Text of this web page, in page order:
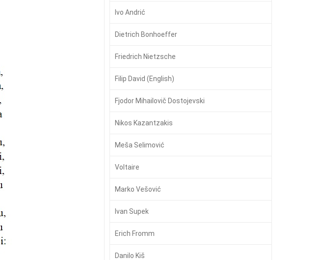
Ivo Andrić
Dietrich Bonhoeffer
Friedrich Nietzsche
Filip David (English)
Fjodor Mihailovič Dostojevski
Nikos Kazantzakis
Meša Selimović
Voltaire
Marko Vešović
Ivan Supek
Erich Fromm
Danilo Kiš